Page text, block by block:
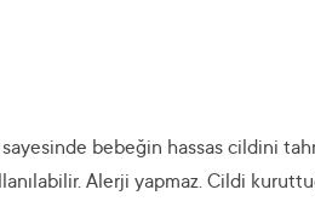
bebeğin hassas cildini
Alerji yapmaz. Cildi